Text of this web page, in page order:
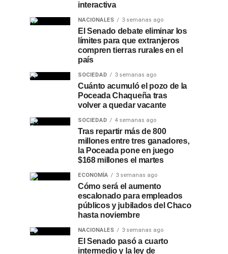
interactiva
NACIONALES 3 semanas ago
El Senado debate eliminar los
límites para que extranjeros
compren tierras rurales en el
país
SOCIEDAD 3 semanas ago
Cuánto acumuló el pozo de la
Poceada Chaqueña tras
volver a quedar vacante
SOCIEDAD 4 semanas ago
Tras repartir más de 800
millones entre tres ganadores,
la Poceada pone en juego
$168 millones el martes
ECONOMÍA 3 semanas ago
Cómo será el aumento
escalonado para empleados
públicos y jubilados del Chaco
hasta noviembre
NACIONALES 3 semanas ago
El Senado pasó a cuarto
intermedio y la ley de